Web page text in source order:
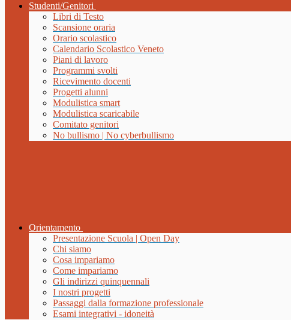
Studenti/Genitori
Libri di Testo
Scansione oraria
Orario scolastico
Calendario Scolastico Veneto
Piani di lavoro
Programmi svolti
Ricevimento docenti
Progetti alunni
Modulistica smart
Modulistica scaricabile
Comitato genitori
No bullismo | No cyberbullismo
Orientamento
Presentazione Scuola | Open Day
Chi siamo
Cosa impariamo
Come impariamo
Gli indirizzi quinquennali
I nostri progetti
Passaggi dalla formazione professionale
Esami integrativi - idoneità